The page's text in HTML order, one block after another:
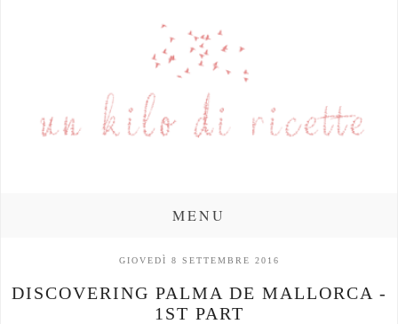
MENU
GIOVEDÌ 8 SETTEMBRE 2016
DISCOVERING PALMA DE MALLORCA -
1ST PART